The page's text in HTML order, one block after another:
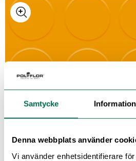
Samtycke Information
Denna webbplats använder
Vi använder enhetsidentifierare